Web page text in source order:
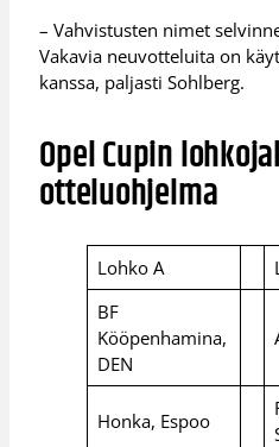
– Vahvistusten nimet
Vakavia neuvotteluita on
kanssa, paljasti Sohlberg.
Opel Cupin
otteluohjelma
Lohko A
BF
Kööpenhamina,
DEN
Honka, Espoo